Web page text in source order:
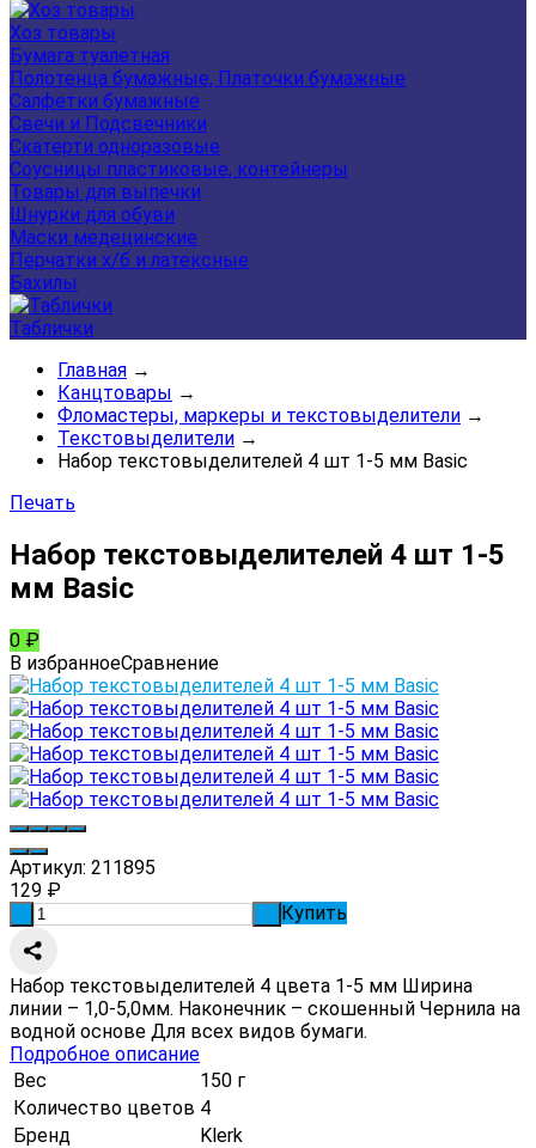
Хоз товары
Бумага туалетная
Полотенца бумажные, Платочки бумажные
Салфетки бумажные
Свечи и Подсвечники
Скатерти одноразовые
Соусницы пластиковые, контейнеры
Товары для выпечки
Шнурки для обуви
Маски медецинские
Перчатки х/б и латексные
Бахилы
Таблички
Главная →
Канцтовары →
Фломастеры, маркеры и текстовыделители →
Текстовыделители →
Набор текстовыделителей 4 шт 1-5 мм Basic
Печать
Набор текстовыделителей 4 шт 1-5
мм Basic
0 ₽
В избранноеСравнение
Артикул: 211895
129 ₽
Купить
Набор текстовыделителей 4 цвета 1-5 мм Ширина
линии – 1,0-5,0мм. Наконечник – скошенный Чернила на
водной основе Для всех видов бумаги.
Подробное описание
Вес
150 г
Количество цветов 4
Бренд
Klerk